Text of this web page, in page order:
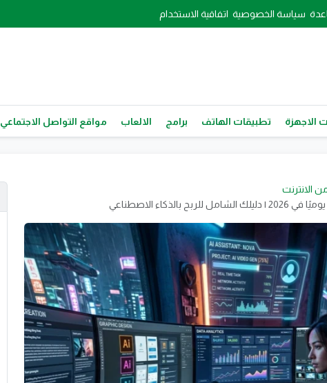
سياسة الخصوصية اتفاقية الاستخدام
الاجهزة تطبيقات الهاتف برامج الالعاب مواقع التواصل الاجتماعي
الانترنت